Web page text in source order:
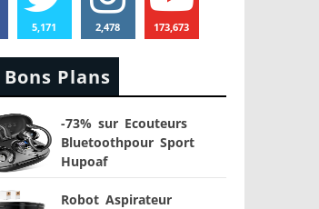
5,171 2,478 173,673
Bons Plans
-73% sur Ecouteurs
Bluetoothpour Sport
Hupoaf
Robot Aspirateur